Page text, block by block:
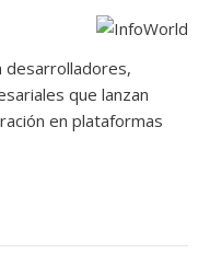
desarrolladores,
que lanzan
en plataformas